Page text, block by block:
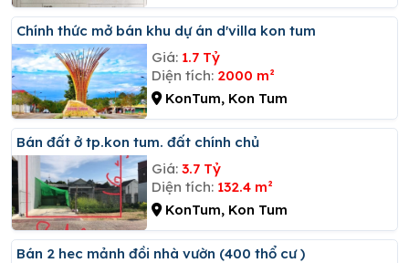
Chính thức mở bán khu dự án d'villa kon tum
Giá: 1.7 Tỷ
Diện tích: 2000 m²
KonTum, Kon Tum
Bán đất ở tp.kon tum. đất chính chủ
Giá: 3.7 Tỷ
Diện tích: 132.4 m²
KonTum, Kon Tum
Bán 2 hec mảnh đồi nhà vườn (400 thổ cư )